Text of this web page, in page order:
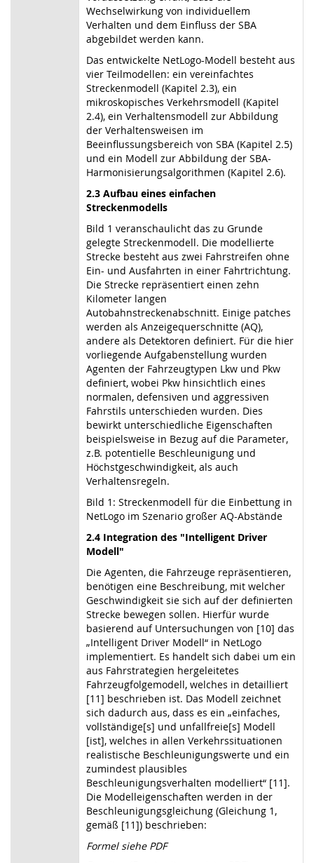
Wechselwirkung von individuellem
Verhalten und dem Einfluss der SBA
abgebildet werden kann.
Das entwickelte NetLogo-Modell besteht aus
vier Teilmodellen: ein vereinfachtes
Streckenmodell (Kapitel 2.3), ein
mikroskopisches Verkehrsmodell (Kapitel
2.4), ein Verhaltensmodell zur Abbildung
der Verhaltensweisen im
Beeinflussungsbereich von SBA (Kapitel 2.5)
und ein Modell zur Abbildung der SBA-
Harmonisierungsalgorithmen (Kapitel 2.6).
2.3 Aufbau eines einfachen
Streckenmodells
Bild 1 veranschaulicht das zu Grunde
gelegte Streckenmodell. Die modellierte
Strecke besteht aus zwei Fahrstreifen ohne
Ein- und Ausfahrten in einer Fahrtrichtung.
Die Strecke repräsentiert einen zehn
Kilometer langen
Autobahnstreckenabschnitt. Einige patches
werden als Anzeigequerschnitte (AQ),
andere als Detektoren definiert. Für die hier
vorliegende Aufgabenstellung wurden
Agenten der Fahrzeugtypen Lkw und Pkw
definiert, wobei Pkw hinsichtlich eines
normalen, defensiven und aggressiven
Fahrstils unterschieden wurden. Dies
bewirkt unterschiedliche Eigenschaften
beispielsweise in Bezug auf die Parameter,
z.B. potentielle Beschleunigung und
Höchstgeschwindigkeit, als auch
Verhaltensregeln.
Bild 1: Streckenmodell für die Einbettung in
NetLogo im Szenario großer AQ-Abstände
2.4 Integration des "Intelligent Driver
Modell"
Die Agenten, die Fahrzeuge repräsentieren,
benötigen eine Beschreibung, mit welcher
Geschwindigkeit sie sich auf der definierten
Strecke bewegen sollen. Hierfür wurde
basierend auf Untersuchungen von [10] das
„Intelligent Driver Modell“ in NetLogo
implementiert. Es handelt sich dabei um ein
aus Fahrstrategien hergeleitetes
Fahrzeugfolgemodell, welches in detailliert
[11] beschrieben ist. Das Modell zeichnet
sich dadurch aus, dass es ein „einfaches,
vollständige[s] und unfallfreie[s] Modell
[ist], welches in allen Verkehrssituationen
realistische Beschleunigungswerte und ein
zumindest plausibles
Beschleunigungsverhalten modelliert“ [11].
Die Modelleigenschaften werden in der
Beschleunigungsgleichung (Gleichung 1,
gemäß [11]) beschrieben:
Formel siehe PDF